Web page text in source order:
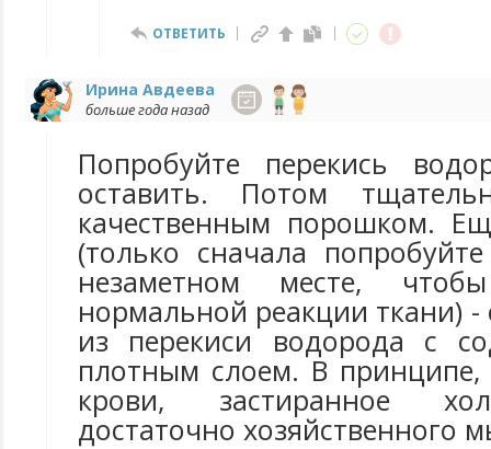
ОТВЕТИТЬ
Ирина Авдеева
больше года назад
Попробуйте перекись
оставить. Потом
качественным порошком.
(только сначала
незаметном месте,
нормальной реакции ткани)
из перекиси водорода с
плотным слоем. В принципе,
крови, застиранное
достаточно хозяйственного